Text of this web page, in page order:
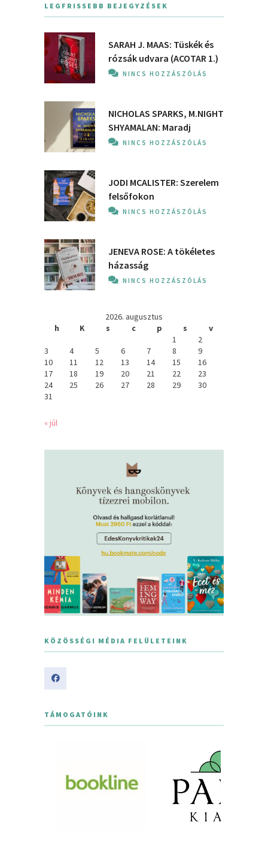
LEGFRISSEBB BEJEGYZÉSEK
SARAH J. MAAS: Tüskék és
rózsák udvara (ACOTAR 1.)
NINCS HOZZÁSZÓLÁS
NICHOLAS SPARKS, M.NIGHT
SHYAMALAN: Maradj
NINCS HOZZÁSZÓLÁS
JODI MCALISTER: Szerelem
felsőfokon
NINCS HOZZÁSZÓLÁS
JENEVA ROSE: A ​tökéletes
házasság
NINCS HOZZÁSZÓLÁS
2026. augusztus
h
K s c p s
v
1
2
3
4 5 6 7 8
9
10
11 12 13 14 15
16
17
18 19 20 21 22
23
24
25 26 27 28 29
30
31
« júl
KÖZÖSSÉGI MÉDIA FELÜLETEINK
TÁMOGATÓINK